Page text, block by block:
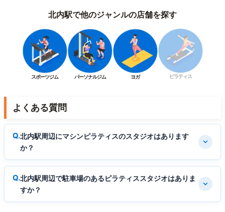
北内駅で他のジャンルの店舗を探す
スポーツジム パーソナルジム ヨガ ピラティス
よくある質問
北内駅周辺にマシンピラティスのスタジオはあります
か？
北内駅周辺で駐車場のあるピラティススタジオはありま
すか？